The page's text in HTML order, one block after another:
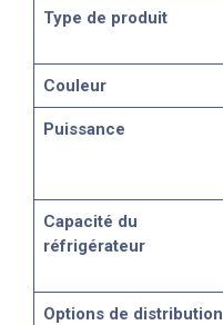
Type de produit
Couleur
Puissance
Capacité du
réfrigérateur
Options de distribution